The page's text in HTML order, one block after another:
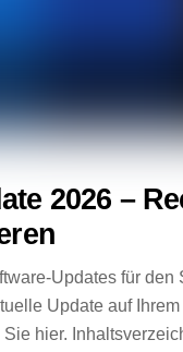
2026 –
Updates für den
Update auf
hier.